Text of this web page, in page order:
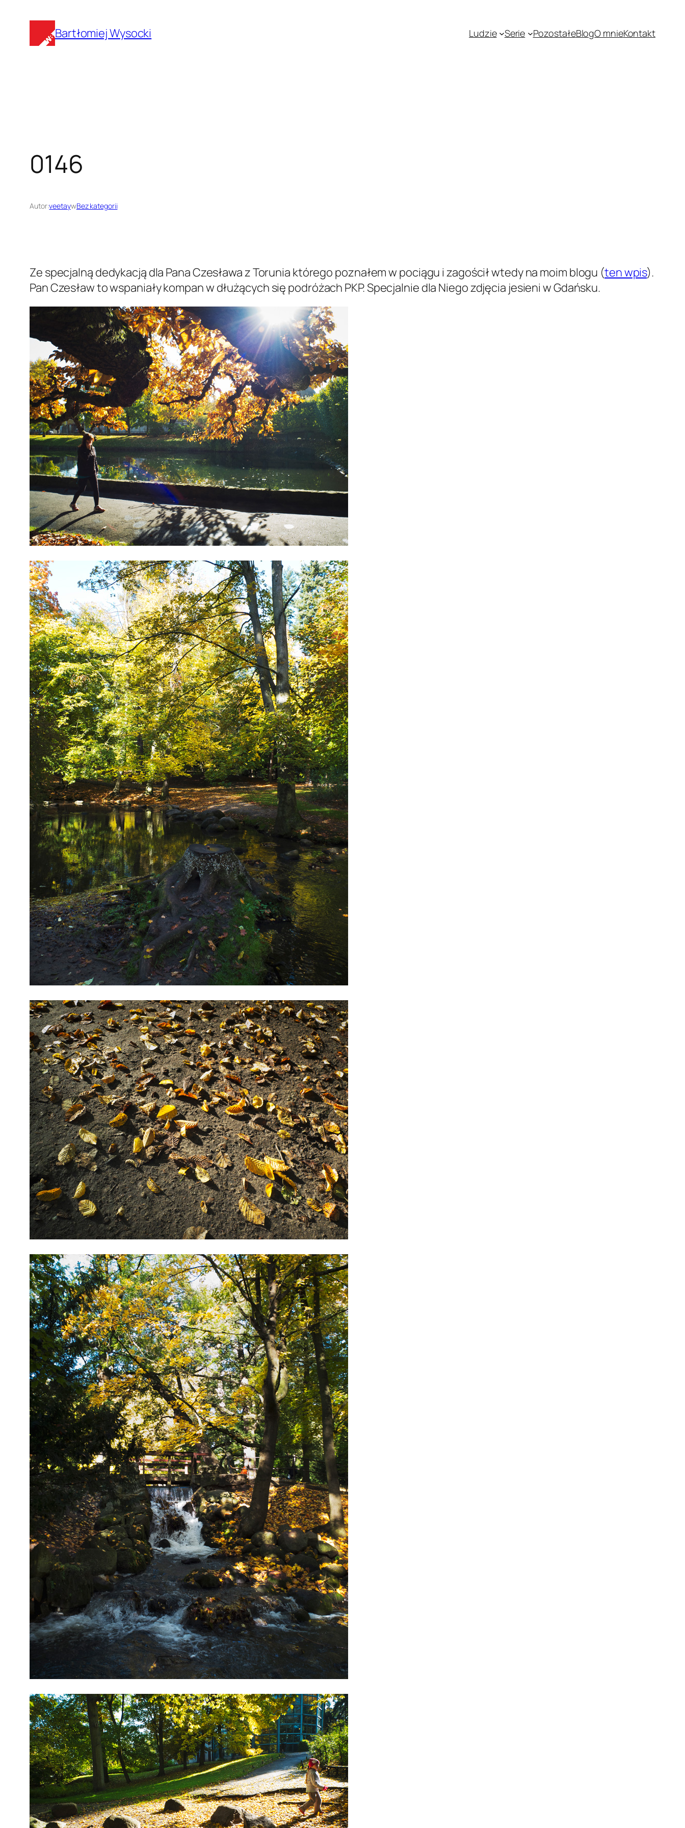
treści
Bartłomiej Wysocki Ludzie Serie PozostałeBlogO mnieKontakt
0146
Autor:veetaywBez kategorii
Ze specjalną dedykacją dla Pana Czesława z Torunia którego poznałem w pociągu i zagościł wtedy na moim blogu (ten wpis).
Pan Czesław to wspaniały kompan w dłużących się podróżach PKP. Specjalnie dla Niego zdjęcia jesieni w Gdańsku.